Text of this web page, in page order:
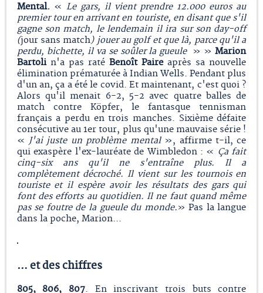
Mental.« Le gars, il vient prendre 12.000 euros au
premier tour en arrivant en touriste, en disant que s'il
gagne son match, le lendemain il ira sur son day-off
(jour sans match) jouer au golf et que là, parce qu'il a
perdu, bichette, il va se soûler la gueule » »Marion
Bartolin'a pas raté Benoît Paireaprès sa nouvelle
élimination prématurée à Indian Wells. Pendant plus
d'un an, ça a été le covid. Et maintenant, c'est quoi ?
Alors qu'il menait 6-2, 5-2 avec quatre balles de
match contre Köpfer, le fantasque tennisman
français a perdu en trois manches. Sixième défaite
consécutive au 1er tour, plus qu'une mauvaise série !
« J'ai juste un problème mental », affirme t-il, ce
qui exaspère l'ex-lauréate de Wimbledon : « Ça fait
cinq-six ans qu'il ne s'entraîne plus. Il a
complètement décroché. Il vient sur les tournois en
touriste et il espère avoir les résultats des gars qui
font des efforts au quotidien. Il ne faut quand même
pas se foutre de la gueule du monde.» Pas la langue
dans la poche, Marion...
… et des chiffres
805, 806, 807. En inscrivant trois buts contre